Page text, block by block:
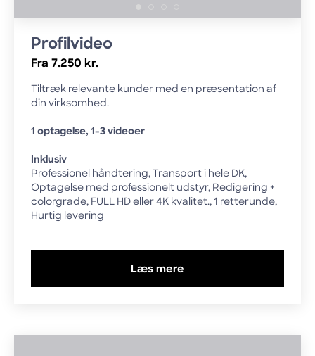
Profilvideo
Fra 7.250 kr.
Tiltræk relevante kunder med en præsentation af
din virksomhed.
1 optagelse, 1-3 videoer
Inklusiv
Professionel håndtering, Transport i hele DK,
Optagelse med professionelt udstyr, Redigering +
colorgrade, FULL HD eller 4K kvalitet., 1 retterunde,
Hurtig levering
Læs mere